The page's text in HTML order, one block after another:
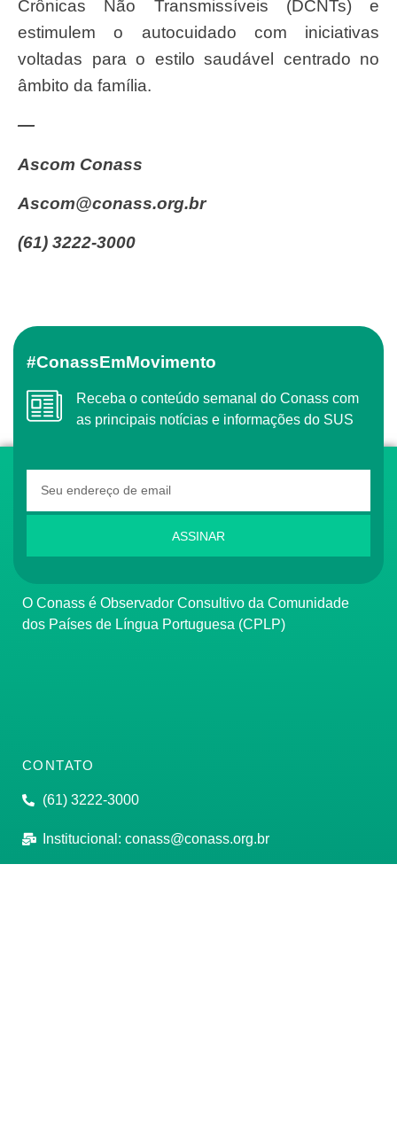
Crônicas Não Transmissíveis (DCNTs) e
estimulem o autocuidado com iniciativas
voltadas para o estilo saudável centrado no
âmbito da família.
—
Ascom Conass
ascom@conass.org.br
(61) 3222-3000
#ConassEmMovimento
Receba o conteúdo semanal do Conass com
as principais notícias e informações do SUS
ASSINAR
O Conass é Observador Consultivo da Comunidade
dos Países de Língua Portuguesa (CPLP)
CONTATO
(61) 3222-3000
Institucional: conass@conass.org.br